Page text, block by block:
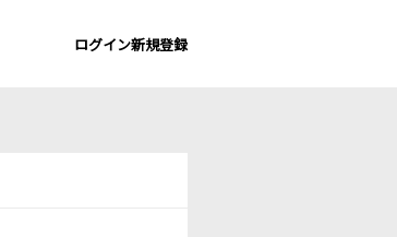
ログイン新規登録